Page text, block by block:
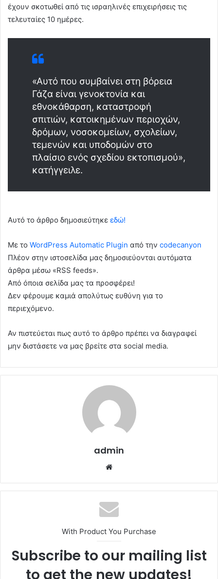
έχουν σκοτωθεί από τις ισραηλινές επιχειρήσεις τις
τελευταίες 10 ημέρες.
«Αυτό που συμβαίνει στη βόρεια
Γάζα είναι γενοκτονία και
εθνοκάθαρση, καταστροφή
σπιτιών, κατοικημένων περιοχών,
δρόμων, νοσοκομείων, σχολείων,
τεμενών και υποδομών στο
πλαίσιο ενός σχεδίου εκτοπισμού»,
κατήγγειλε.
Αυτό το άρθρο δημοσιεύτηκε εδώ!
Με το WordPress Automatic Plugin από την codecanyon
Πλέον στην ιστοσελίδα μας δημοσιεύονται αυτόματα
άρθρα μέσω «RSS feeds».
Από όποια σελίδα μας τα προσφέρει!
Δεν φέρουμε καμιά απολύτως ευθύνη για το
περιεχόμενο.
Αν πιστεύεται πως αυτό το άρθρο πρέπει να διαγραφεί
μην διστάσετε να μας βρείτε στα social media.
admin
With Product You Purchase
Subscribe to our mailing list
to get the new updates!